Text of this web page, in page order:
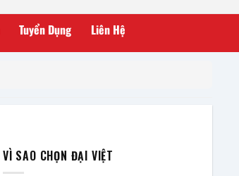
Tuyển Dụng Liên Hệ
VÌ SAO CHỌN ĐẠI VIỆT